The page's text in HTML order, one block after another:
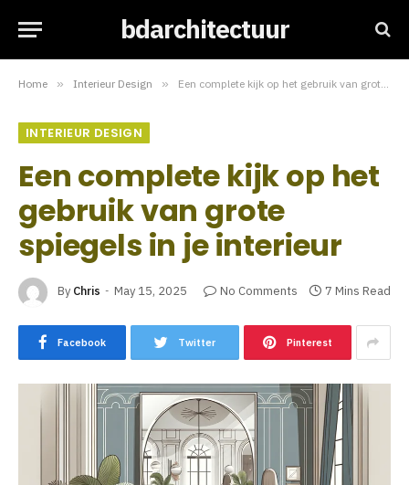
bdarchitectuur
Home » Interieur Design » Een complete kijk op het gebruik van grote spiegels in je interieur
INTERIEUR DESIGN
Een complete kijk op het
gebruik van grote
spiegels in je interieur
By Chris May 15, 2025 No Comments 7 Mins Read
Facebook Twitter Pinterest